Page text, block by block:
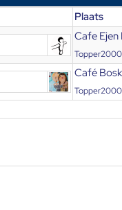
Plaats
Cafe Ejen
Topper2000
Café
Topper2000